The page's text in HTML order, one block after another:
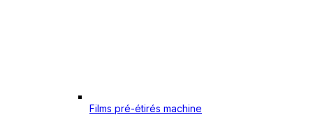
Films pré-étirés machine